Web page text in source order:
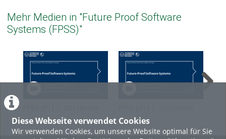
Diese Webseite verwendet Cookies
Wir verwenden Cookies, um unsere Website optimal für Sie
Mehr Medien in "Future Proof Software
Systems (FPSS)"
and Failures of Software
Systems (1/2)
and Failures of Software
System 2/2